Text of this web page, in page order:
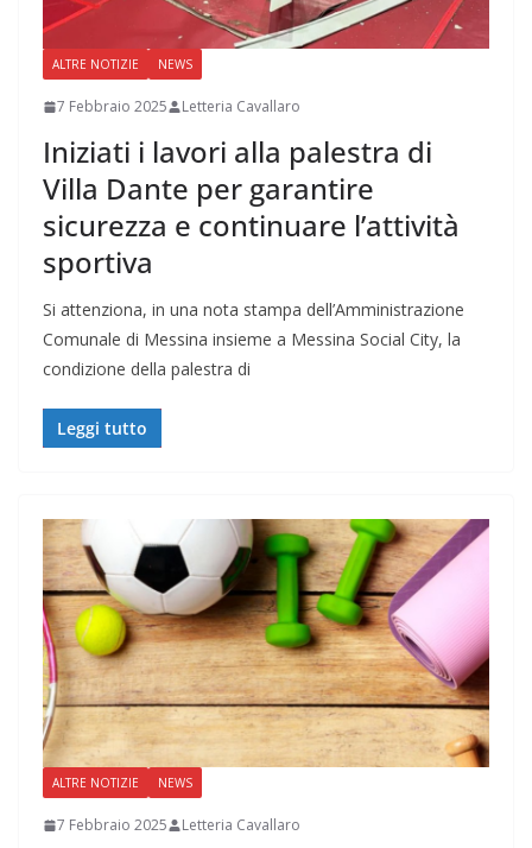
ALTRE NOTIZIE NEWS
7 Febbraio 2025 Letteria Cavallaro
Iniziati i lavori alla palestra di
Villa Dante per garantire
sicurezza e continuare l’attività
sportiva
Si attenziona, in una nota stampa dell’Amministrazione
Comunale di Messina insieme a Messina Social City, la
condizione della palestra di
Leggi tutto
ALTRE NOTIZIE NEWS
7 Febbraio 2025 Letteria Cavallaro